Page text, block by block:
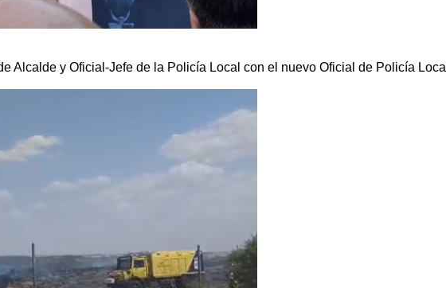
Alcalde y Oficial-Jefe de la Policía Local con el nuevo Oficial de Policía Local